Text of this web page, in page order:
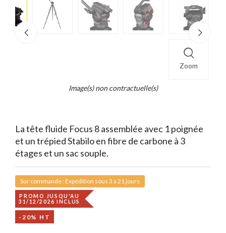
Zoom
Image(s) non contractuelle(s)
La tête fluide Focus 8 assemblée avec 1 poignée
et un trépied Stabilo en fibre de carbone à 3
étages et un sac souple.
Sur commande : Expédition sous 3 à 21 jours
PROMO JUSQU'AU
31/12/2026 INCLUS
-20% HT